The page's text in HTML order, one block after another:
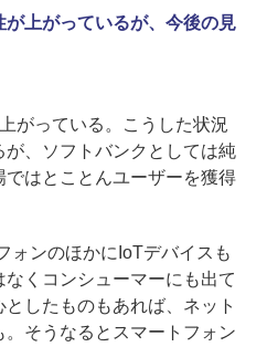
上がっているが、今後の見
がっている。こうした状況
、ソフトバンクとしては純
はとことんユーザーを獲得
ンのほかにIoTデバイスも
くコンシューマーにも出て
したものもあれば、ネット
そうなるとスマートフォン